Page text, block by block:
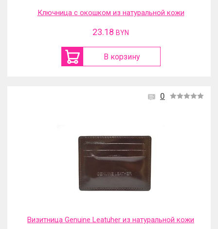
Ключница с окошком из натуральной кожи
23.18 BYN
В корзину
0
Визитница Genuine Leatuher из натуральной кожи